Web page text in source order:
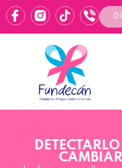
MÁS QUE
CAMINO